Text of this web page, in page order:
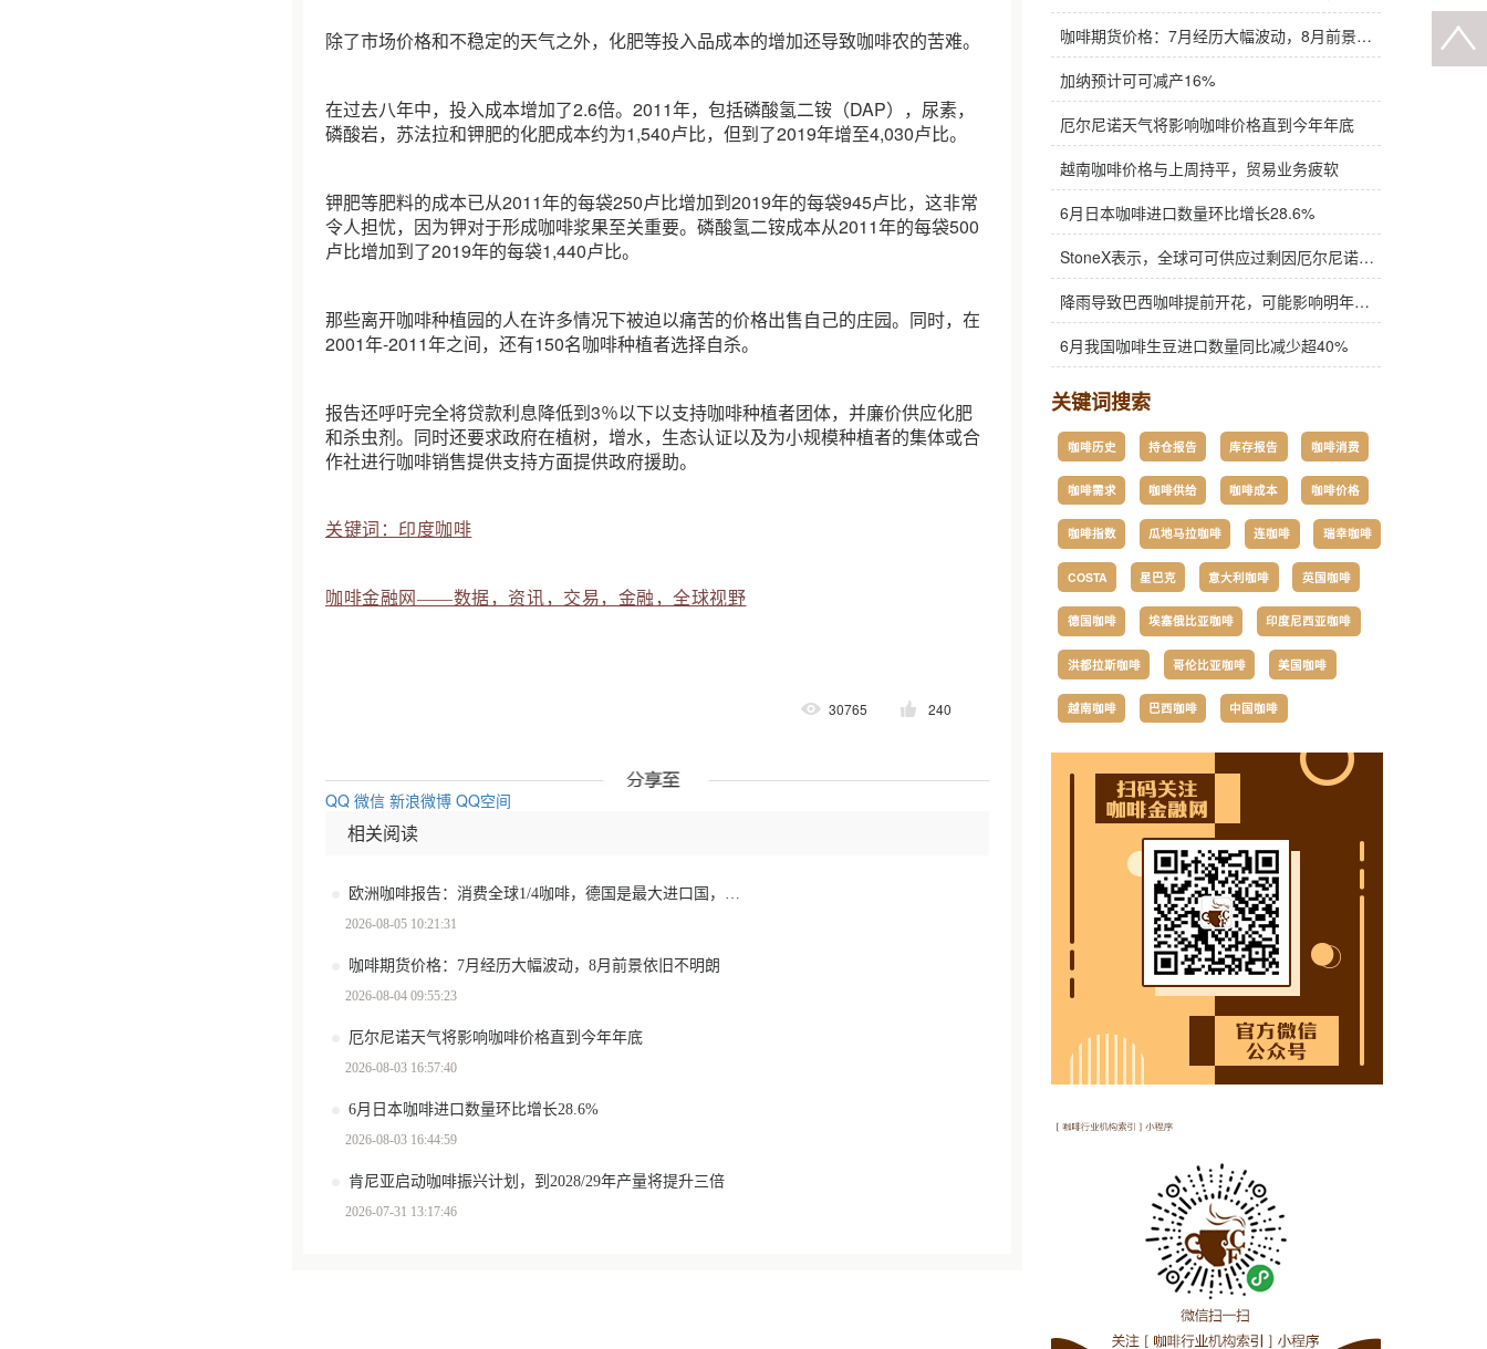
除了市场价格和不稳定的天气之外，化肥等投入品成本的增加还导致咖啡农的苦难。
在过去八年中，投入成本增加了2.6倍。2011年，包括磷酸氢二铵（DAP），尿素，
磷酸岩，苏法拉和钾肥的化肥成本约为1,540卢比，但到了2019年增至4,030卢比。
钾肥等肥料的成本已从2011年的每袋250卢比增加到2019年的每袋945卢比，这非常
令人担忧，因为钾对于形成咖啡浆果至关重要。磷酸氢二铵成本从2011年的每袋500
卢比增加到了2019年的每袋1,440卢比。
那些离开咖啡种植园的人在许多情况下被迫以痛苦的价格出售自己的庄园。同时，在
2001年-2011年之间，还有150名咖啡种植者选择自杀。
报告还呼吁完全将贷款利息降低到3％以下以支持咖啡种植者团体，并廉价供应化肥
和杀虫剂。同时还要求政府在植树，增水，生态认证以及为小规模种植者的集体或合
作社进行咖啡销售提供支持方面提供政府援助。
关键词：印度咖啡
咖啡金融网——数据，资讯，交易，金融，全球视野
30765 240
QQ 微信 新浪微博 QQ空间
相关阅读
2026-08-05 10:21:31
咖啡期货价格：7月经历大幅波动，8月前景依旧不明朗
2026-08-04 09:55:23
厄尔尼诺天气将影响咖啡价格直到今年年底
2026-08-03 16:57:40
6月日本咖啡进口数量环比增长28.6%
2026-08-03 16:44:59
肯尼亚启动咖啡振兴计划，到2028/29年产量将提升三倍
2026-07-31 13:17:46
咖啡期货价格：7月经历大幅波动，8月前景依旧不明朗
加纳预计可可减产16%
厄尔尼诺天气将影响咖啡价格直到今年年底
越南咖啡价格与上周持平，贸易业务疲软
6月日本咖啡进口数量环比增长28.6%
StoneX表示，全球可可供应过剩因厄尔尼诺而萎缩
降雨导致巴西咖啡提前开花，可能影响明年产量，造成近期价格波动极不稳定
6月我国咖啡生豆进口数量同比减少超40%
关键词搜索
咖啡历史 持仓报告 库存报告 咖啡消费
咖啡需求 咖啡供给 咖啡成本 咖啡价格
咖啡指数 瓜地马拉咖啡 连咖啡 瑞幸咖啡
COSTA 星巴克 意大利咖啡 英国咖啡
德国咖啡 埃塞俄比亚咖啡 印度尼西亚咖啡
洪都拉斯咖啡 哥伦比亚咖啡 美国咖啡
越南咖啡 巴西咖啡 中国咖啡